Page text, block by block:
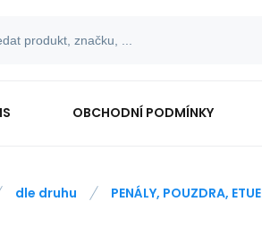
OBCHODNÍ PODMÍNKY
dle druhu PENÁLY, POUZDRA, ETUE